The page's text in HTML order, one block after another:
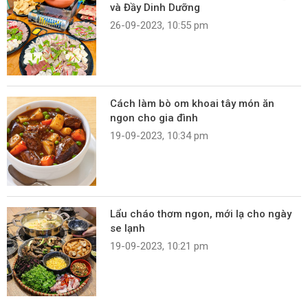
và Đầy Dinh Dưỡng
26-09-2023, 10:55 pm
Cách làm bò om khoai tây món ăn
ngon cho gia đình
19-09-2023, 10:34 pm
Lẩu cháo thơm ngon, mới lạ cho ngày
se lạnh
19-09-2023, 10:21 pm